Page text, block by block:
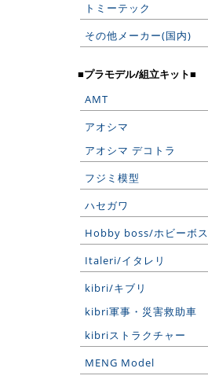
トミーテック
その他メーカー(国内)
■プラモデル/組立キット■
AMT
アオシマ
アオシマ デコトラ
フジミ模型
ハセガワ
Hobby boss/ホビーボス
Italeri/イタレリ
kibri/キブリ
kibri軍事・災害救助車
kibriストラクチャー
MENG Model